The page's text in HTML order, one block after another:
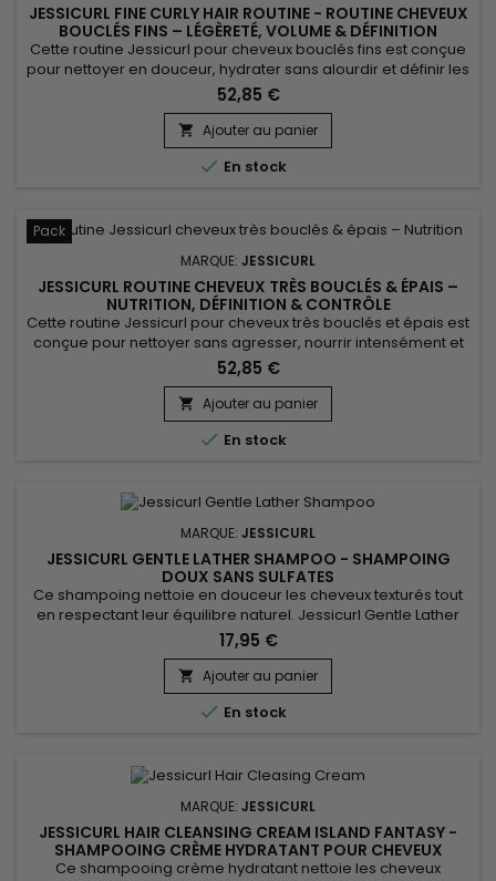
JESSICURL FINE CURLY HAIR ROUTINE - ROUTINE CHEVEUX
BOUCLÉS FINS – LÉGÈRETÉ, VOLUME & DÉFINITION
Cette routine Jessicurl pour cheveux bouclés fins est conçue
pour nettoyer en douceur, hydrater sans alourdir et définir les
boucles tout en préservant le volume naturel. Elle associe
Jessicurl Gentle Lather Shampoo, Jessicurl Aloeba Daily
Conditioner et Jessicurl Gelebration Spray pour offrir une
routine équilibrée, idéale pour les cheveux fins qui...
52,85 €
 Ajouter au panier
 En stock
Pack
MARQUE: JESSICURL
JESSICURL ROUTINE CHEVEUX TRÈS BOUCLÉS & ÉPAIS –
NUTRITION, DÉFINITION & CONTRÔLE
Cette routine Jessicurl pour cheveux très bouclés et épais est
conçue pour nettoyer sans agresser, nourrir intensément et
définir durablement les boucles tout en maîtrisant les frisottis.
Elle associe Jessicurl Hair Cleansing Cream, Jessicurl Too
Shea! Extra Moisturizing Conditioner et Jessicurl Confident
Coils Styling Solution pour répondre aux besoins...
52,85 €
 Ajouter au panier
 En stock
MARQUE: JESSICURL
JESSICURL GENTLE LATHER SHAMPOO - SHAMPOING
DOUX SANS SULFATES
Ce shampoing nettoie en douceur les cheveux texturés tout
en respectant leur équilibre naturel. Jessicurl Gentle Lather
Shampoo offre une mousse légère sans sulfates, idéale pour
éliminer les impuretés sans dessécher la fibre capillaire. Sa
formule convient parfaitement aux cheveux ondulés,
bouclés, frisés et aux cuirs chevelus sensibles. Les cheveux
sont...
17,95 €
 Ajouter au panier
 En stock
MARQUE: JESSICURL
JESSICURL HAIR CLEANSING CREAM ISLAND FANTASY -
SHAMPOOING CRÈME HYDRATANT POUR CHEVEUX
BOUCLÉS
Ce shampooing crème hydratant nettoie les cheveux